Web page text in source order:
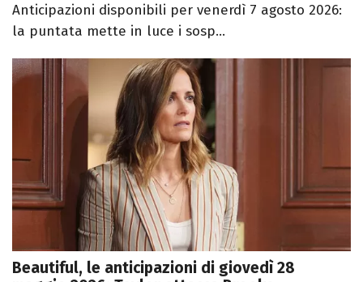
Anticipazioni disponibili per venerdì 7 agosto 2026:
la puntata mette in luce i sosp...
Beautiful, le anticipazioni di giovedì 28